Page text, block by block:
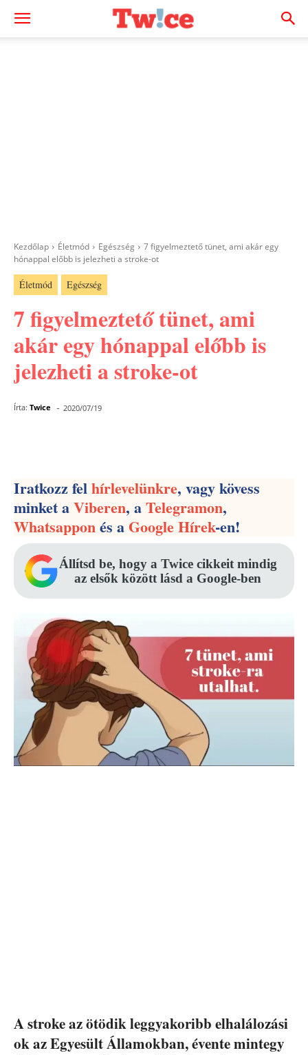
Kezdőlap Életmód Egészség
7 figyelmeztető tünet, ami akár egy
hónappal előbb is jelezheti a stroke-ot
Életmód Egészség
7 figyelmeztető tünet, ami
akár egy hónappal előbb is
jelezheti a stroke-ot
Írta: Twice - 2020/07/19
Iratkozz felhírlevelünkre, vagy kövess
minket aViberen, aTelegramon,
Whatsapponés aGoogle Hírek-en!
Állítsd be, hogy a Twice cikkeit mindig
az elsők között lásd a Google-ben
A stroke az ötödik leggyakoribb elhalálozási
ok az Egyesült Államokban, évente mintegy